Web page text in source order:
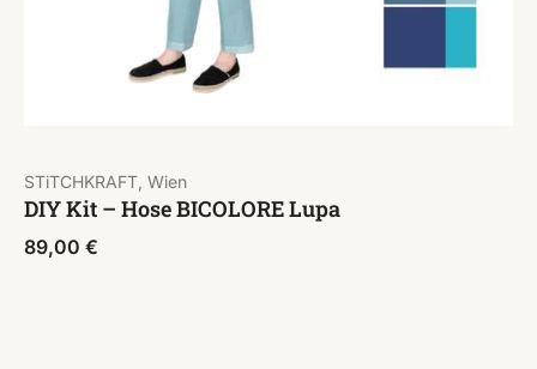
STiTCHKRAFT, Wien
DIY Kit – Hose BICOLORE Lupa
89,00 €